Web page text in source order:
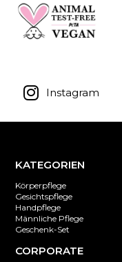
Instagram
KATEGORIEN
Körperpflege
Gesichtspflege
Handpflege
Männliche Pflege
Geschenk-Set
CORPORATE